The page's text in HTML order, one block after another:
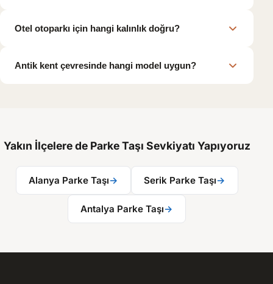
Otel otoparkı için hangi kalınlık doğru?
Antik kent çevresinde hangi model uygun?
Yakın İlçelere de Parke Taşı Sevkiyatı Yapıyoruz
Alanya Parke Taşı→ Serik Parke Taşı→
Antalya Parke Taşı→